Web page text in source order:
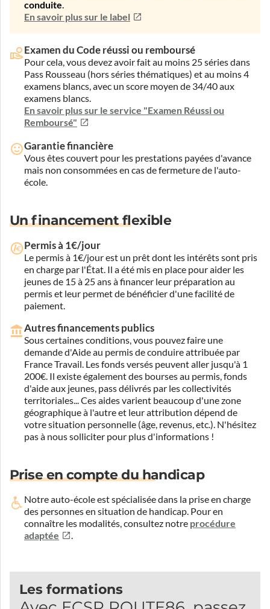
conduite.
En savoir plus sur le label
Examen du Code réussi ou remboursé
Pour cela, vous devez avoir fait au moins 25 séries dans
Pass Rousseau (hors séries thématiques) et au moins 4
examens blancs, avec un score moyen de 34/40 aux
examens blancs.
En savoir plus sur le service "Examen Réussi ou
Remboursé"
Garantie financière
Vous êtes couvert pour les prestations payées d'avance
mais non consommées en cas de fermeture de l'auto-
école.
Un financement flexible
Permis à 1€/jour
Le permis à 1€/jour est un prêt dont les intérêts sont pris
en charge par l'État. Il a été mis en place pour aider les
jeunes de 15 à 25 ans à financer leur préparation au
permis et leur permet de bénéficier d'une facilité de
paiement.
Autres financements publics
Sous certaines conditions, vous pouvez faire une
demande d'Aide au permis de conduire attribuée par
France Travail. Les fonds versés peuvent aller jusqu'à 1
200€. Il existe également des bourses au permis, fonds
d'aide aux jeunes, pass délivrés par les collectivités
territoriales... Ces aides varient beaucoup d'une zone
géographique à l'autre et leur attribution dépend de
votre situation personnelle (âge, revenus, etc.). N'hésitez
pas à nous solliciter pour plus d'informations !
Prise en compte du handicap
Notre auto-école est spécialisée dans la prise en charge
des personnes en situation de handicap. Pour en
connaître les modalités, consultez notre procédure
adaptée
.
Les formations